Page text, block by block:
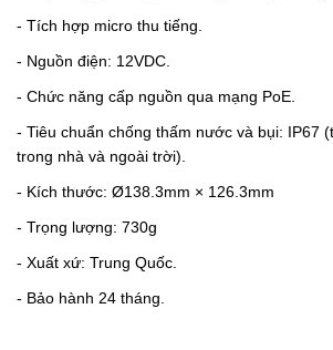
- Tích hợp micro thu tiếng.
- Nguồn điện: 12VDC.
- Chức năng cấp nguồn qua mạng PoE.
- Tiêu chuẩn chống thấm nước và bụi: IP67
trong nhà và ngoài trời).
- Kích thước: Ø138.3mm × 126.3mm
- Trọng lượng: 730g
- Xuất xứ: Trung Quốc.
- Bảo hành 24 tháng.